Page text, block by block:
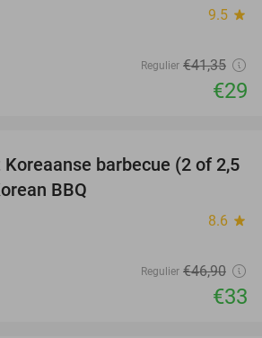
9.5 star
Regulier €41,35
€29
30%
barbecue (2 of 2,5
BBQ
8.6 star
Regulier €46,90
€33